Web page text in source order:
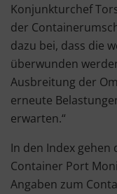
Konjunkturchef
der
dazu bei, dass die
überwunden
Ausbreitung der
erneute
erwarten.“
In den Index gehen
Container Port
Angaben zum